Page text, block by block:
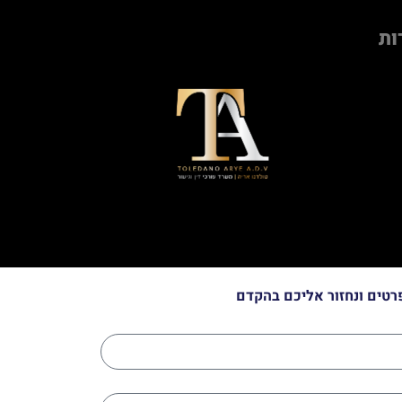
ונחזור אליכם בהקדם